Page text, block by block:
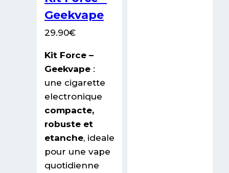
Geekvape
29.90€
Kit Force –
Geekvape :
une cigarette
electronique
compacte,
robuste et
etanche, ideale
pour une vape
quotidienne